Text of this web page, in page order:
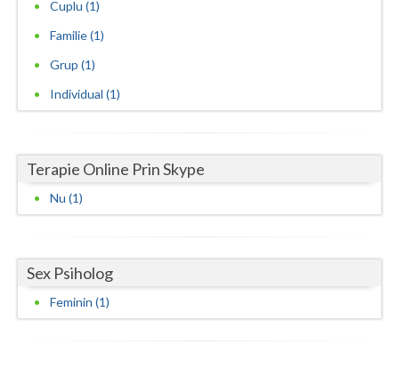
Tulcea
Valcea
Vaslui
Cuplu (1)
Familie (1)
Grup (1)
Individual (1)
Terapie Online Prin Skype
Nu (1)
Sex Psiholog
Feminin (1)